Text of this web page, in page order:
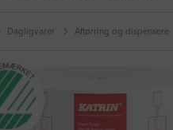
Dagligvarer Aftørring og dispensere